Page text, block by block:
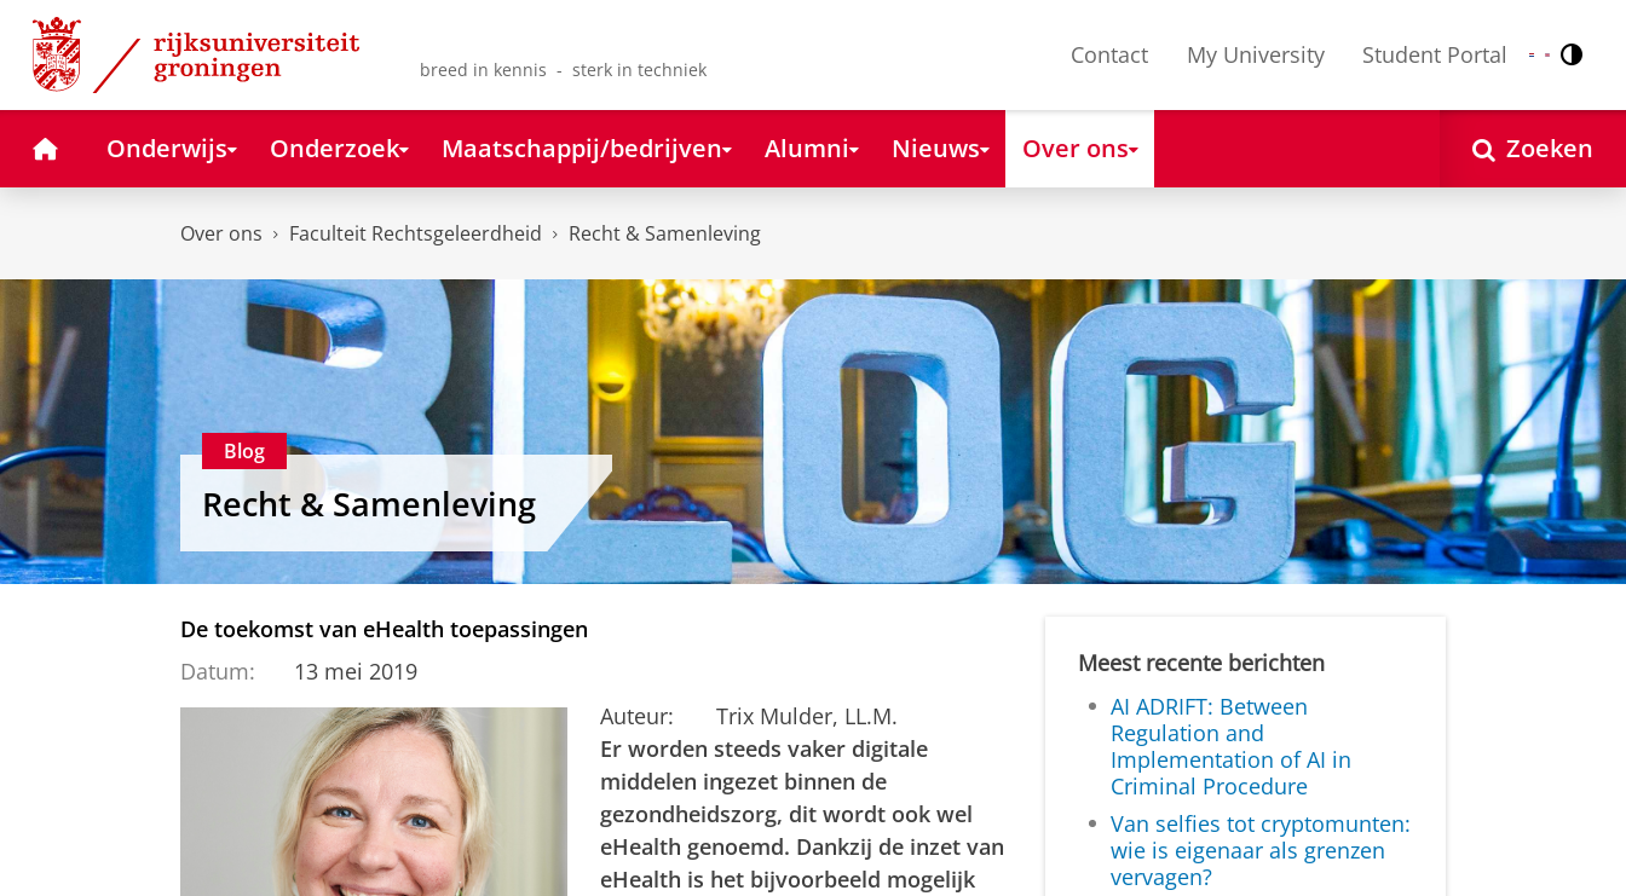
Skip
Content
Skip
Navigation
breed in kennis - sterk in techniek
Contact My University Student Portal Nederlands
English
HomeOnderwijs Onderzoek Maatschappij/bedrijven Alumni Nieuws Over ons Zoeken
Over ons Faculteit Rechtsgeleerdheid Recht & Samenleving
Blog
Recht & Samenleving
De toekomst van eHealth toepassingen
Datum:
13 mei 2019
Auteur: Trix Mulder, LL.M.
Er worden steeds vaker digitale
middelen ingezet binnen de
gezondheidszorg, dit wordt ook wel
eHealth genoemd. Dankzij de inzet van
eHealth is het bijvoorbeeld mogelijk
Meest recente berichten
AI ADRIFT: Between
Regulation and
Implementation of AI in
Criminal Procedure
Van selfies tot cryptomunten:
wie is eigenaar als grenzen
vervagen?